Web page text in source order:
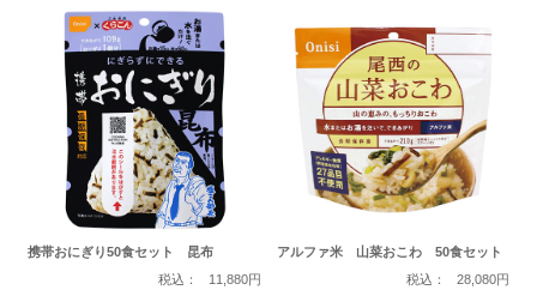
携帯おにぎり50食セット 昆布
税込：
11,880円
アルファ米 山菜おこわ 50食セット
税込：
28,080円